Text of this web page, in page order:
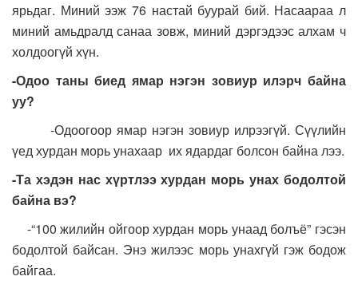
ярьдаг. Миний ээж 76 настай буурай бий. Насаараа л
миний амьдралд санаа зовж, миний дэргэдээс алхам ч
холдоогүй хүн.
-Одоо таны биед ямар нэгэн зовиур илэрч байна
уу?
-Одоогоор ямар нэгэн зовиур илрээгүй. Сүүлийн
үед хурдан морь унахаар их ядардаг болсон байна лээ.
-Та хэдэн нас хүртлээ хурдан морь унах бодолтой
байна вэ?
-“100 жилийн ойгоор хурдан морь унаад болъё” гэсэн
бодолтой байсан. Энэ жилээс морь унахгүй гэж бодож
байгаа.